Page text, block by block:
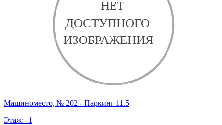
Машиноместо, № 202 - Паркинг 11.5
Этаж: -1